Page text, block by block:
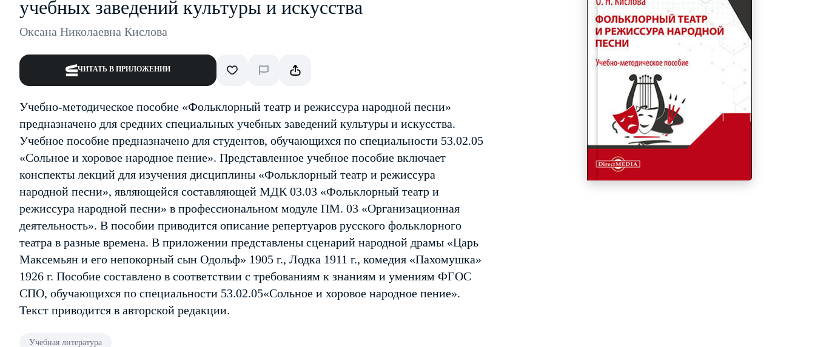
учебных заведений культуры и искусства
Оксана Николаевна Кислова
ЧИТАТЬ В ПРИЛОЖЕНИИ
Учебно-методическое пособие «Фольклорный театр и режиссура народной песни»
предназначено для средних специальных учебных заведений культуры и искусства.
Учебное пособие предназначено для студентов, обучающихся по специальности 53.02.05
«Сольное и хоровое народное пение». Представленное учебное пособие включает
конспекты лекций для изучения дисциплины «Фольклорный театр и режиссура
народной песни», являющейся составляющей МДК 03.03 «Фольклорный театр и
режиссура народной песни» в профессиональном модуле ПМ. 03 «Организационная
деятельность». В пособии приводится описание репертуаров русского фольклорного
театра в разные времена. В приложении представлены сценарий народной драмы «Царь
Максемьян и его непокорный сын Одольф» 1905 г., Лодка 1911 г., комедия «Пахомушка»
1926 г. Пособие составлено в соответствии с требованиям к знаниям и умениям ФГОС
СПО, обучающихся по специальности 53.02.05«Сольное и хоровое народное пение».
Текст приводится в авторской редакции.
Учебная литература